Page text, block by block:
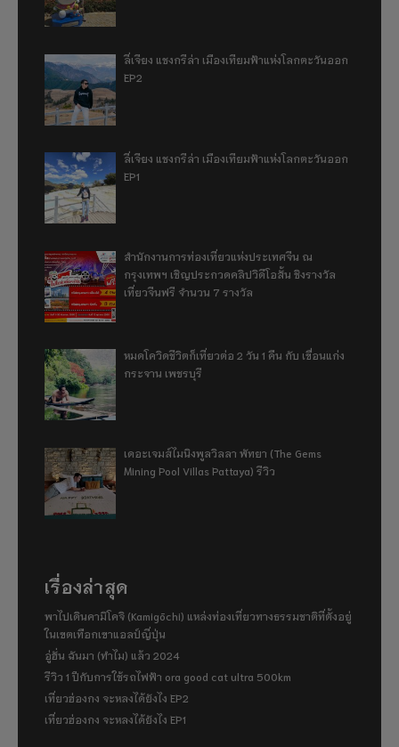
ลี่เจียง แชงกรีล่า เมืองเทียมฟ้าแห่งโลกตะวันออก
EP2
ลี่เจียง แชงกรีล่า เมืองเทียมฟ้าแห่งโลกตะวันออก
EP1
สำนักงานการท่องเที่ยวแห่งประเทศจีน ณ
กรุงเทพฯ เชิญประกวดคลิปวิดีโอสั้น ชิงรางวัล
เที่ยวจีนฟรี จำนวน 7 รางวัล
หมดโควิดชีวิตก็เที่ยวต่อ 2 วัน 1 คืน กับ เขื่อนแก่ง
กระจาน เพชรบุรี
เดอะเจมส์ไมนิงพูลวิลลา พัทยา (The Gems
Mining Pool Villas Pattaya) รีวิว
เรื่องล่าสุด
พาไปเดินคามิโคจิ (Kamigōchi) แหล่งท่องเที่ยวทางธรรมชาติที่ตั้งอยู่
ในเขตเทือกเขาแอลป์ญี่ปุ่น
อู่ฮั่น ฉันมา (ทำไม) แล้ว 2024
รีวิว 1 ปีกับการใช้รถไฟฟ้า ora good cat ultra 500km
เที่ยวฮ่องกง จะหลงได้ยังไง EP2
เที่ยวฮ่องกง จะหลงได้ยังไง EP1